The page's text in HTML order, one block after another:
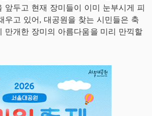
앞두고 현재 장미들이 이미 눈부시게 피
우고 있어, 대공원을 찾는 시민들은 축
만개한 장미의 아름다움을 미리 만끽할